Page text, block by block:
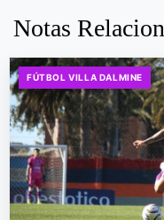
Notas
FÚTBOL VILLA DALMINE